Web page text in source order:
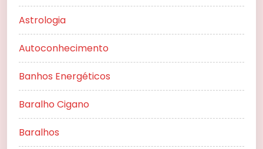
Astrologia
Autoconhecimento
Banhos Energéticos
Baralho Cigano
Baralhos